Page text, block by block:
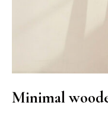
Minimal